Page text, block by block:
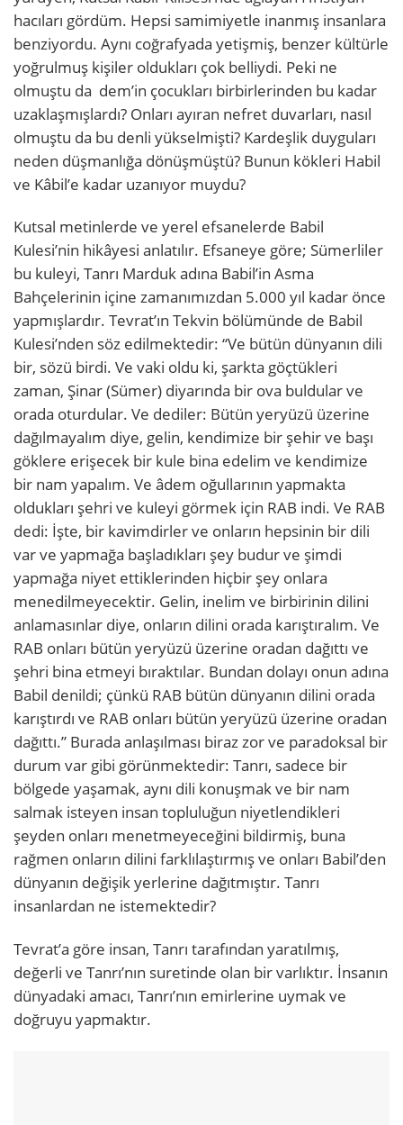
hacıları gördüm. Hepsi samimiyetle inanmış insanlara
benziyordu. Aynı coğrafyada yetişmiş, benzer kültürle
yoğrulmuş kişiler oldukları çok belliydi. Peki ne
olmuştu da dem’in çocukları birbirlerinden bu kadar
uzaklaşmışlardı? Onları ayıran nefret duvarları, nasıl
olmuştu da bu denli yükselmişti? Kardeşlik duyguları
neden düşmanlığa dönüşmüştü? Bunun kökleri Habil
ve Kâbil’e kadar uzanıyor muydu?
Kutsal metinlerde ve yerel efsanelerde Babil
Kulesi’nin hikâyesi anlatılır. Efsaneye göre; Sümerliler
bu kuleyi, Tanrı Marduk adına Babil’in Asma
Bahçelerinin içine zamanımızdan 5.000 yıl kadar önce
yapmışlardır. Tevrat’ın Tekvin bölümünde de Babil
Kulesi’nden söz edilmektedir: “Ve bütün dünyanın dili
bir, sözü birdi. Ve vaki oldu ki, şarkta göçtükleri
zaman, Şinar (Sümer) diyarında bir ova buldular ve
orada oturdular. Ve dediler: Bütün yeryüzü üzerine
dağılmayalım diye, gelin, kendimize bir şehir ve başı
göklere erişecek bir kule bina edelim ve kendimize
bir nam yapalım. Ve âdem oğullarının yapmakta
oldukları şehri ve kuleyi görmek için RAB indi. Ve RAB
dedi: İşte, bir kavimdirler ve onların hepsinin bir dili
var ve yapmağa başladıkları şey budur ve şimdi
yapmağa niyet ettiklerinden hiçbir şey onlara
menedilmeyecektir. Gelin, inelim ve birbirinin dilini
anlamasınlar diye, onların dilini orada karıştıralım. Ve
RAB onları bütün yeryüzü üzerine oradan dağıttı ve
şehri bina etmeyi bıraktılar. Bundan dolayı onun adına
Babil denildi; çünkü RAB bütün dünyanın dilini orada
karıştırdı ve RAB onları bütün yeryüzü üzerine oradan
dağıttı.” Burada anlaşılması biraz zor ve paradoksal bir
durum var gibi görünmektedir: Tanrı, sadece bir
bölgede yaşamak, aynı dili konuşmak ve bir nam
salmak isteyen insan topluluğun niyetlendikleri
şeyden onları menetmeyeceğini bildirmiş, buna
rağmen onların dilini farklılaştırmış ve onları Babil’den
dünyanın değişik yerlerine dağıtmıştır. Tanrı
insanlardan ne istemektedir?
Tevrat’a göre insan, Tanrı tarafından yaratılmış,
değerli ve Tanrı’nın suretinde olan bir varlıktır. İnsanın
dünyadaki amacı, Tanrı’nın emirlerine uymak ve
doğruyu yapmaktır.